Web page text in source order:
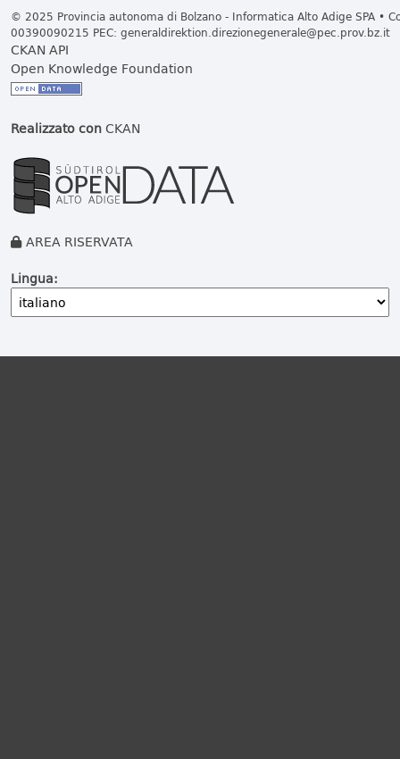
© 2025 Provincia autonoma di Bolzano - Informatica Alto Adige SPA •
00390090215 PEC: generaldirektion.direzionegenerale@pec.prov.bz.it
CKAN API
Open Knowledge Foundation
Realizzato conCKAN
AREA RISERVATA
Lingua